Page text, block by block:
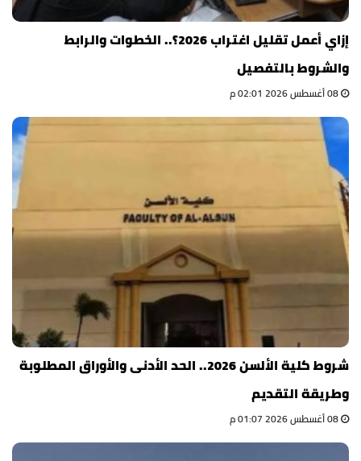
إزاي أعمل تقليل اغتراب 2026؟.. الخطوات والرابط
والشروط بالتفصيل
شروط كلية الألسن 2026.. الحد الأدنى والأوراق المطلوبة
وطريقة التقديم